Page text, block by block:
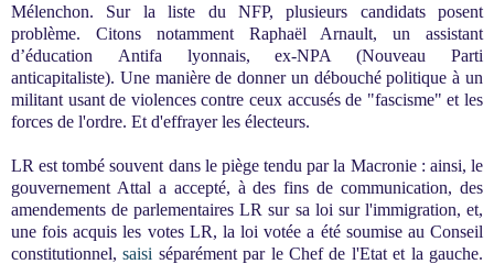
Mélenchon. Sur la liste du NFP, plusieurs candidats posent
problème. Citons notamment Raphaël Arnault, un assistant
d’éducation Antifa lyonnais, ex-NPA (Nouveau Parti
anticapitaliste). Une manière de donner un débouché politique à un
militant usant de violences contre ceux accusés de "fascisme" et les
forces de l'ordre. Et d'effrayer les électeurs.
LR est tombé souvent dans le piège tendu par la Macronie : ainsi, le
gouvernement Attal a accepté, à des fins de communication, des
amendements de parlementaires LR sur sa loi sur l'immigration, et,
une fois acquis les votes LR, la loi votée a été soumise au Conseil
constitutionnel,saisi séparément par le Chef de l'Etat et la gauche.